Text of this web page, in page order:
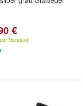
€
Versand